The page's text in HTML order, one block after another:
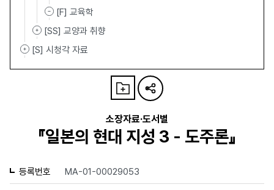
[F] 교육학
[SS] 교양과 취향
[S] 시청각 자료
소장자료·도서별
『일본의 현대 지성 3 - 도주론』
등록번호 MA-01-00029053